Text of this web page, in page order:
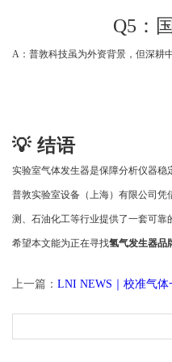
Q5：
A：普敦科技虽为外资背景，但深耕
💡 结语
实验室气体发生器是保障分析仪器稳
普敦实验室设备（上海）有限公司
测、石油化工等行业提供了一套可
希望本文能为正在寻找氢气发生器品
上一篇： LNI NEWS｜校准气